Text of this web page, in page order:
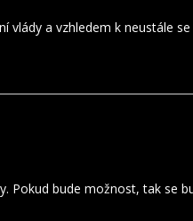
a vzhledem k neustále
Pokud bude možnost, tak se